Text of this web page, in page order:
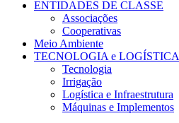
ENTIDADES DE CLASSE
Associações
Cooperativas
Meio Ambiente
TECNOLOGIA e LOGÍSTICA
Tecnologia
Irrigação
Logística e Infraestrutura
Máquinas e Implementos